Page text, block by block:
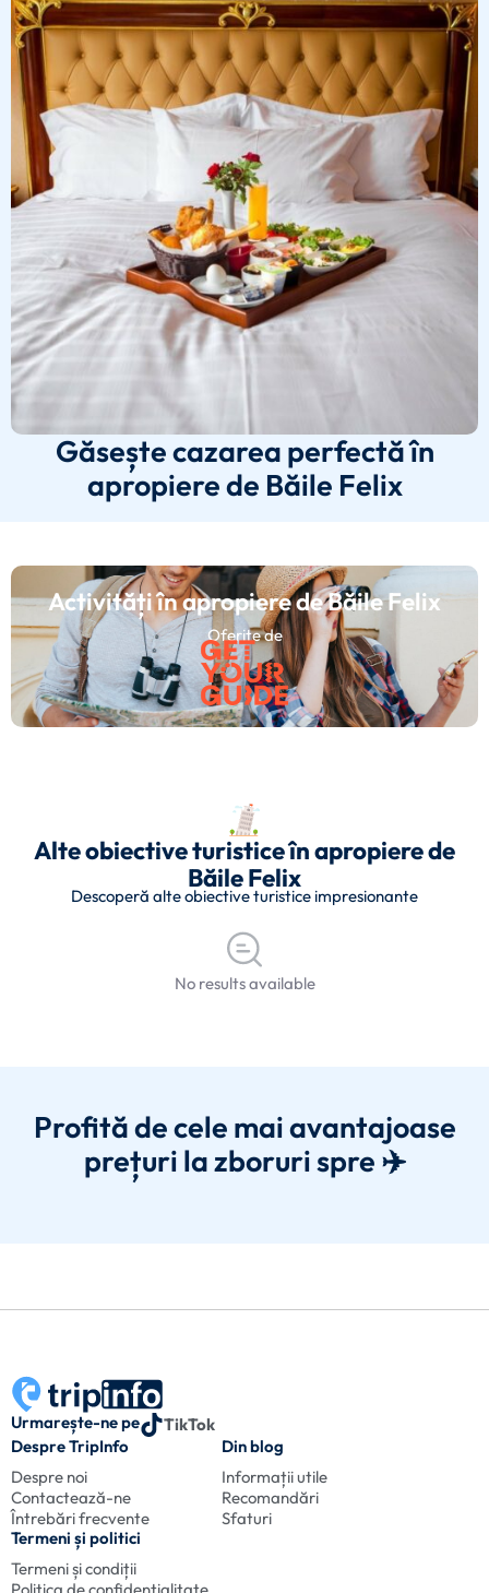
Găsește cazarea perfectă în
apropiere de Băile Felix
Activități în apropiere de Băile Felix
Oferite de
Alte obiective turistice în apropiere de
Băile Felix
Descoperă alte obiective turistice impresionante
No results available
Profită de cele mai avantajoase
prețuri la zboruri spre ✈️
Urmarește-ne pe
TikTok
Despre TripInfo
Despre noi
Contactează-ne
Întrebări frecvente
Din blog
Informații utile
Recomandări
Sfaturi
Termeni și politici
Termeni și condiții